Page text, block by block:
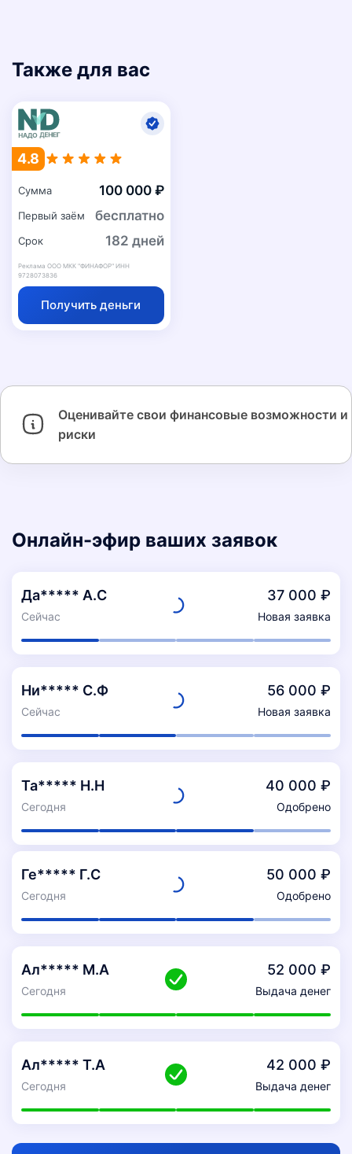
Также для вас
4.8
Сумма 100 000 ₽
Первый заём бесплатно
Срок 182 дней
Реклама ООО МКК "ФИНАФОР" ИНН
9728073836
Получить деньги
Оценивайте свои финансовые возможности и
риски
Онлайн-эфир ваших заявок
Да***** А.С
Сейчас
37 000 ₽
Новая заявка
Ни***** С.Ф
Сейчас
56 000 ₽
Новая заявка
Та***** Н.Н
Сегодня
40 000 ₽
Одобрено
Ге***** Г.С
Сегодня
50 000 ₽
Одобрено
Ал***** М.А
Сегодня
52 000 ₽
Выдача денег
Ал***** Т.А
Сегодня
42 000 ₽
Выдача денег